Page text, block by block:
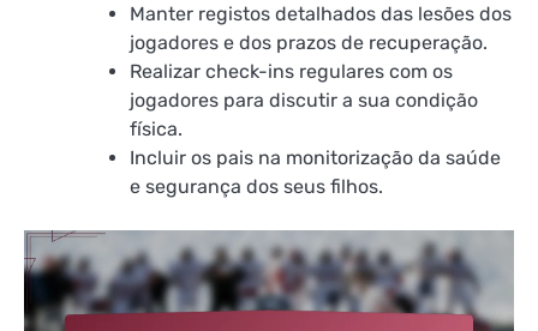
Manter registos detalhados das lesões dos
jogadores e dos prazos de recuperação.
Realizar check-ins regulares com os
jogadores para discutir a sua condição
física.
Incluir os pais na monitorização da saúde
e segurança dos seus filhos.